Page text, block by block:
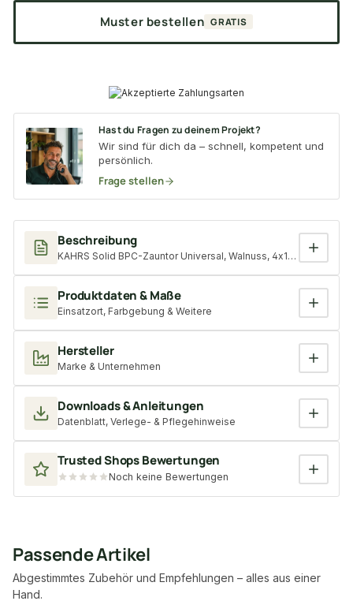
Beschreibung
KAHRS Solid BPC-Zauntor Universal, Walnuss, 4x180x300
Produktdaten & Maße
Einsatzort, Farbgebung & Weitere
Hersteller
Marke & Unternehmen
Downloads & Anleitungen
Datenblatt, Verlege- & Pflegehinweise
Trusted Shops Bewertungen
Noch keine Bewertungen
Muster bestellen GRATIS
Hast du Fragen zu deinem Projekt?
Wir sind für dich da – schnell, kompetent und
persönlich.
Frage stellen
Passende Artikel
Abgestimmtes Zubehör und Empfehlungen – alles aus einer
Hand.